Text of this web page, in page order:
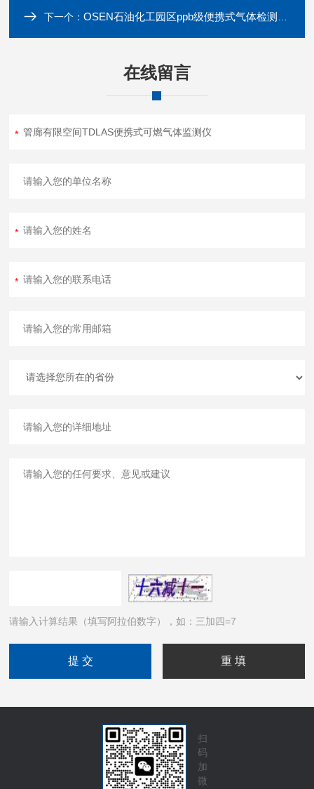
下一个：OSEN石油化工园区ppb级便携式气体检测分析仪
在线留言
请输入计算结果（填写阿拉伯数字），如：三加四=7
扫
码
加
微